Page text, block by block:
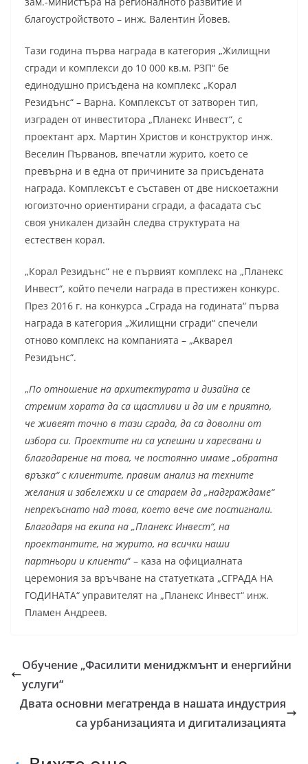
благоустройството – инж. Валентин Йовев.
Тази година първа награда в категория „Жилищни
сгради и комплекси до 10 000 кв.м. РЗП“ бе
единодушно присъдена на комплекс „Корал
Резидънс“ – Варна. Комплексът от затворен тип,
изграден от инвеститора „Планекс Инвест“, с
проектант арх. Мартин Христов и конструктор инж.
Веселин Първанов, впечатли журито, което се
превърна и в една от причините за присъдената
награда. Комплексът е съставен от две нискоетажни
югоизточно ориентирани сгради, а фасадата със
своя уникален дизайн следва структурата на
естествен корал.
„Корал Резидънс“ не е първият комплекс на „Планекс
Инвест“, който печели награда в престижен конкурс.
През 2016 г. на конкурса „Сграда на годината“ първа
награда в категория „Жилищни сгради“ спечели
отново комплекс на компанията – „Акварел
Резидънс“.
„По отношение на архитектурата и дизайна се
стремим хората да са щастливи и да им е приятно,
че живеят точно в тази сграда, да са доволни от
избора си. Проектите ни са успешни и харесвани и
благодарение на това, че постоянно имаме „обратна
връзка“ с клиентите, правим анализ на техните
желания и забележки и се стараем да „надграждаме“
непрекъснато над това, което вече сме постигнали.
Благодаря на екипа на „Планекс Инвест“, на
проектантите, на журито, на всички наши
партньори и клиенти“ – каза на официалната
церемония за връчване на статуетката „СГРАДА НА
ГОДИНАТА“ управителят на „Планекс Инвест“ инж.
Пламен Андреев.
Обучение „Фасилити мениджмънт и енергийни
услуги“
Двата основни мегатренда в нашата индустрия
са урбанизацията и дигитализацията